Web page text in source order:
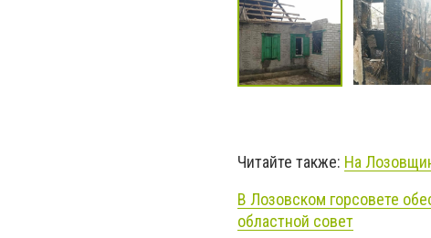
Читайте также: На
В Лозовском горсовете
областной совет